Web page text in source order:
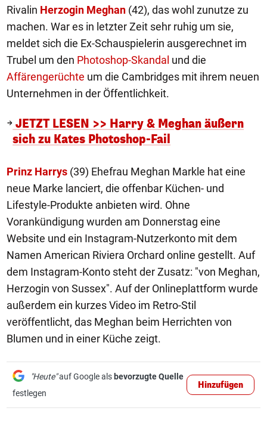
Rivalin Herzogin Meghan (42), das wohl zunutze zu
machen. War es in letzter Zeit sehr ruhig um sie,
meldet sich die Ex-Schauspielerin ausgerechnet im
Trubel um den Photoshop-Skandal und die
Affärengerüchte um die Cambridges mit ihrem neuen
Unternehmen in der Öffentlichkeit.
JETZT LESEN >> Harry & Meghan äußern
sich zu Kates Photoshop-Fail
Prinz Harrys (39) Ehefrau Meghan Markle hat eine
neue Marke lanciert, die offenbar Küchen- und
Lifestyle-Produkte anbieten wird. Ohne
Vorankündigung wurden am Donnerstag eine
Website und ein Instagram-Nutzerkonto mit dem
Namen American Riviera Orchard online gestellt. Auf
dem Instagram-Konto steht der Zusatz: "von Meghan,
Herzogin von Sussex". Auf der Onlineplattform wurde
außerdem ein kurzes Video im Retro-Stil
veröffentlicht, das Meghan beim Herrichten von
Blumen und in einer Küche zeigt.
"Heute"auf Google als bevorzugte Quelle
festlegen
Hinzufügen